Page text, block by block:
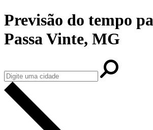
Previsão do tempo
Passa Vinte, MG